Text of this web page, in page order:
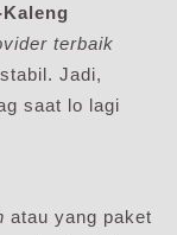
terbaik
Jadi,
saat lo lagi
atau yang paket